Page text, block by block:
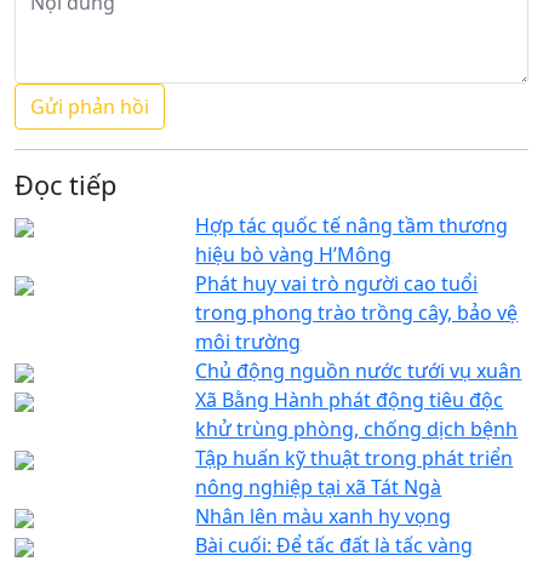
Đọc tiếp
Hợp tác quốc tế nâng tầm thương
hiệu bò vàng H’Mông
Phát huy vai trò người cao tuổi
trong phong trào trồng cây, bảo vệ
môi trường
Chủ động nguồn nước tưới vụ xuân
Xã Bằng Hành phát động tiêu độc
khử trùng phòng, chống dịch bệnh
Tập huấn kỹ thuật trong phát triển
nông nghiệp tại xã Tát Ngà
Nhân lên màu xanh hy vọng
Bài cuối: Để tấc đất là tấc vàng